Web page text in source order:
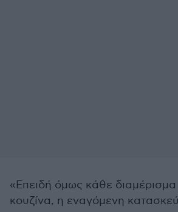
«Επειδή όμως κάθε διαμέρισμα
κουζίνα, η εναγόμενη